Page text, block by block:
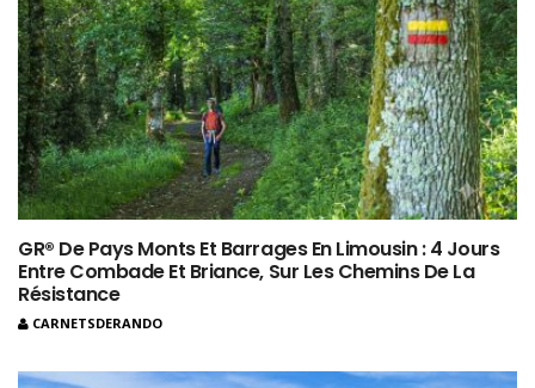
GR® De Pays Monts Et Barrages En Limousin : 4 Jours
Entre Combade Et Briance, Sur Les Chemins De La
Résistance
CARNETSDERANDO